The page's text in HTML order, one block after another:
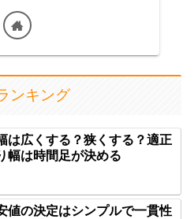
ンキング
は広くする？狭くする？適正
幅は時間足が決める
値の決定はシンプルで一貫性